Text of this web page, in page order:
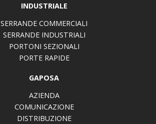
INDUSTRIALE
SERRANDE COMMERCIALI
SERRANDE INDUSTRIALI
PORTONI SEZIONALI
PORTE RAPIDE
GAPOSA
AZIENDA
COMUNICAZIONE
DISTRIBUZIONE